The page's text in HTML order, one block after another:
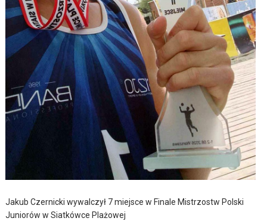
Jakub Czernicki wywalczył 7 miejsce w Finale Mistrzostw Polski
Juniorów w Siatkówce Plażowej